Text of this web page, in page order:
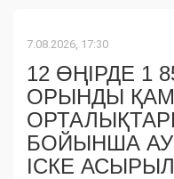
7.08.2026, 17:30
12 ӨҢІРДЕ 1
ОРЫНДЫ
БОЙЫНША
ІСКЕ